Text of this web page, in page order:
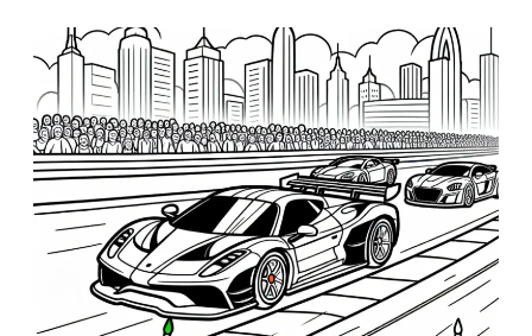
l
i
c
a
t
i
o
n